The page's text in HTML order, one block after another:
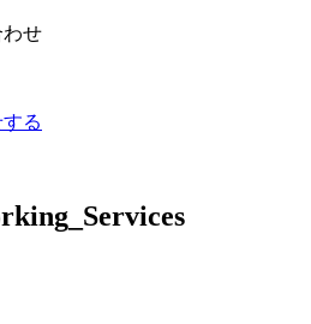
わせ
る